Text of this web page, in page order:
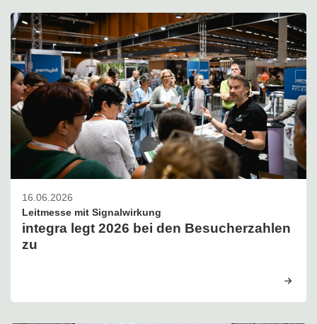
16.06.2026
Leitmesse mit Signalwirkung
integra legt 2026 bei den Besucherzahlen
zu